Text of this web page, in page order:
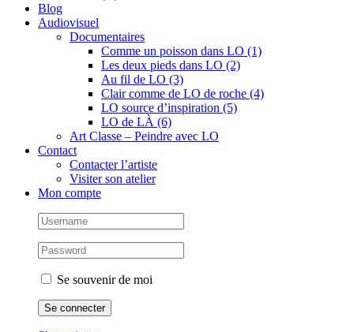
Blog
Audiovisuel
Documentaires
Comme un poisson dans LO (1)
Les deux pieds dans LO (2)
Au fil de LO (3)
Clair comme de LO de roche (4)
LO source d’inspiration (5)
LO de LÀ (6)
Art Classe – Peindre avec LO
Contact
Contacter l’artiste
Visiter son atelier
Mon compte
Se souvenir de moi